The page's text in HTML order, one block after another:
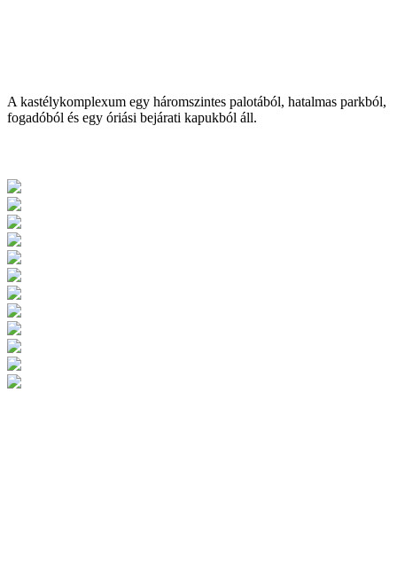
A kastélykomplexum egy háromszintes palotából, hatalmas parkból,
fogadóból és egy óriási bejárati kapukból áll.